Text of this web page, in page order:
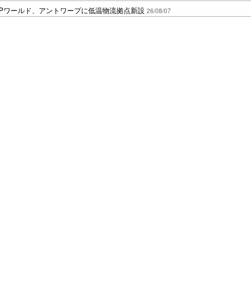
ワールド、アントワープに低温物流拠点新設 26/08/07